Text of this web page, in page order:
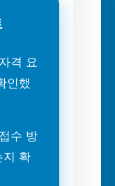
격 요
인했
수 방
지 확